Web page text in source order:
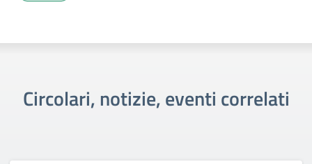
Circolari, notizie, eventi correlati